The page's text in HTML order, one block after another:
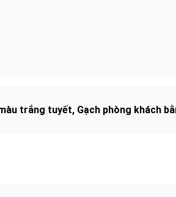
trắng tuyết, Gạch phòng khách